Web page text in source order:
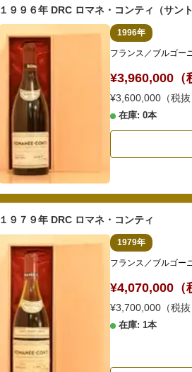
１９９６年 DRC ロマネ・コンティ（サン
1996年
フランス／ブルゴー
¥3,960,000（
¥3,600,000（税抜
在庫: 0本
１９７９年 DRC ロマネ・コンティ
1979年
フランス／ブルゴー
¥4,070,000（
¥3,700,000（税抜
在庫: 1本